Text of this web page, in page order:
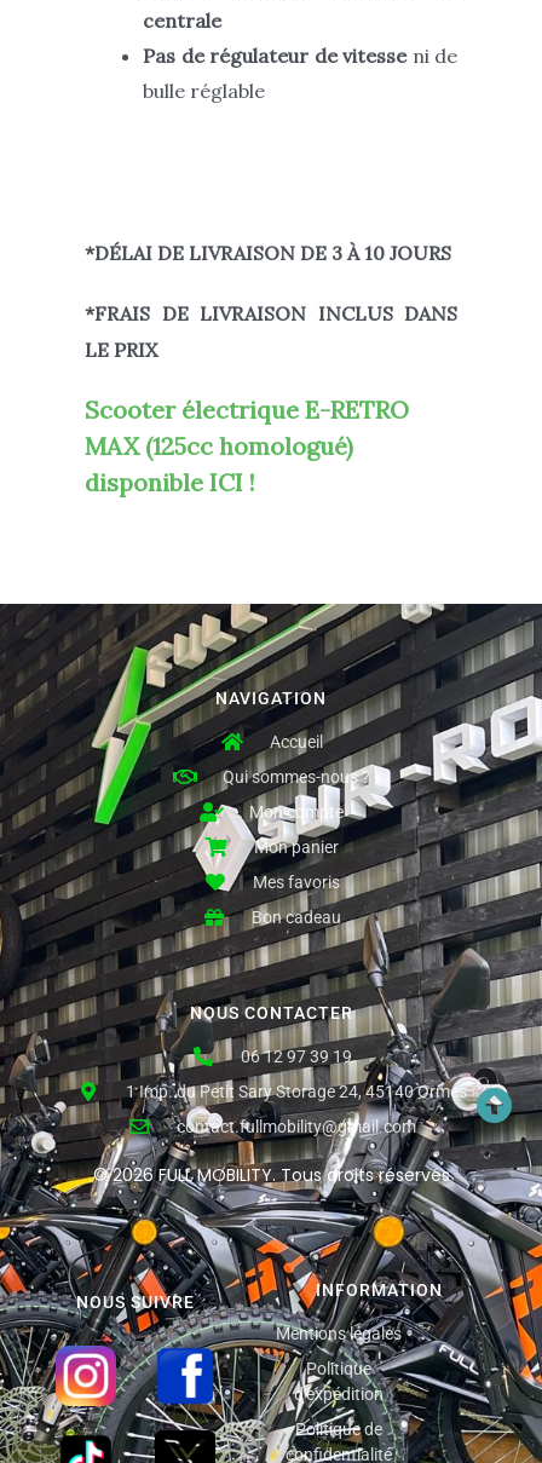
centrale
Pas de régulateur de vitesseni de
bulle réglable
*DÉLAI DE LIVRAISON DE 3 À 10 JOURS
*FRAIS DE LIVRAISON INCLUS DANS
LE PRIX
Scooter électrique E-RETRO
MAX (125cc homologué)
disponible ICI !
NAVIGATION
Accueil
Qui sommes-nous ?
Mon compte
Mon panier
Mes favoris
Bon cadeau
NOUS CONTACTER
06 12 97 39 19
1 Imp. du Petit Sary Storage 24, 45140 Ormes
contact.fullmobility@gmail.com
© 2026 FULL MOBILITY. Tous droits réservés
NOUS SUIVRE
INFORMATION
Mentions légales
Politique
d'expédition
Politique de
confidentialité